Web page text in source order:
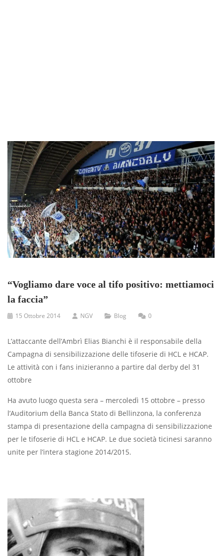
“Vogliamo dare voce al tifo positivo: mettiamoci
la faccia”
15 Ottobre 2014 NGV Blog 0
L’attaccante dell’Ambrì Elias Bianchi è il responsabile della
Campagna di sensibilizzazione delle tifoserie di HCL e HCAP.
Le attività con i fans inizieranno a partire dal derby del 31
ottobre
Ha avuto luogo questa sera – mercoledì 15 ottobre – presso
l’Auditorium della Banca Stato di Bellinzona, la conferenza
stampa di presentazione della campagna di sensibilizzazione
per le tifoserie di HCL e HCAP. Le due società ticinesi saranno
unite per l’intera stagione 2014/2015.